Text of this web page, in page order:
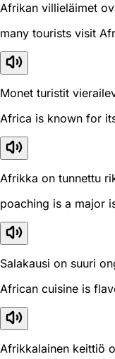
Afrikan villieläimet
many tourists visit
Monet turistit
Africa is known for
Afrikka on tunnettu
poaching is a major
Salakausi on suuri
African cuisine is
Afrikkalainen keittiö